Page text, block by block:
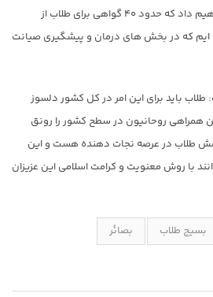
داده ایم و این کار را ادامه خواهیم داد که حدود ۴۰ گواهی برای طلاب از
ایم که در بخش های درمان و پیشگیری صیانت
باید برای این امر در کل کشور دلسوز
همراهی روحانیون در سطح کشور را رونق
طلاب در عرصه نجات دهنده هست و این
با روش معنویت و کرامت اسلامی این عزیزان
بسیج طلاب
بصائر